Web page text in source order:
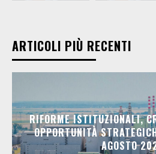
ARTICOLI PIÙ RECENTI
RIFORME ISTITUZIONALI,
OPPORTUNITÀ
AGOSTO